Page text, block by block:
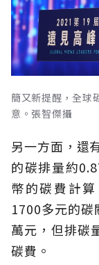
簡又新提醒，全球
意。張智傑攝
另一方面，還
的碳排量約
幣的碳費計
1700多元的碳
萬元，但排碳
碳費。